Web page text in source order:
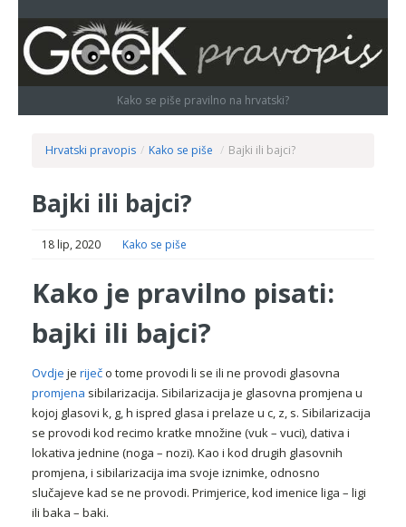
Kako se piše pravilno na hrvatski?
Hrvatski pravopis / Kako se piše / Bajki ili bajci?
Bajki ili bajci?
18 lip, 2020 Kako se piše
Kako je pravilno pisati:
bajki ili bajci?
Ovdje je riječo tome provodi li se ili ne provodi glasovna
promjena sibilarizacija. Sibilarizacija je glasovna promjena u
kojoj glasovi k, g, h ispred glasa i prelaze u c, z, s. Sibilarizacija
se provodi kod recimo kratke množine (vuk – vuci), dativa i
lokativa jednine (noga – nozi). Kao i kod drugih glasovnih
promjena, i sibilarizacija ima svoje iznimke, odnosno
slučajeve kad se ne provodi. Primjerice, kod imenice liga – ligi
ili baka – baki.